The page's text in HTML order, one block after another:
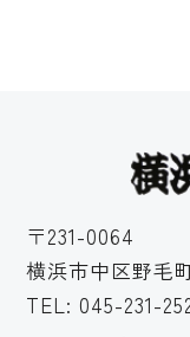
〒231-0064
横浜市中区野毛
TEL: 045-231-